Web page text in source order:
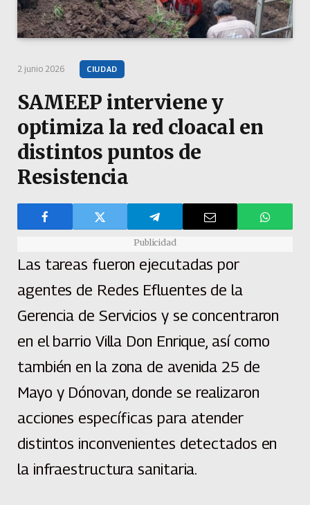
2 junio 2026 CIUDAD
SAMEEP interviene y
optimiza la red cloacal en
distintos puntos de
Resistencia
Publicidad
Las tareas fueron ejecutadas por
agentes de Redes Efluentes de la
Gerencia de Servicios y se concentraron
en el barrio Villa Don Enrique, así como
también en la zona de avenida 25 de
Mayo y Dónovan, donde se realizaron
acciones específicas para atender
distintos inconvenientes detectados en
la infraestructura sanitaria.